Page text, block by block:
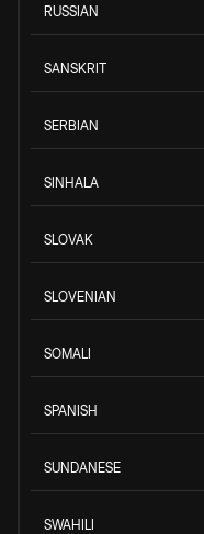
RUSSIAN
SANSKRIT
SERBIAN
SINHALA
SLOVAK
SLOVENIAN
SOMALI
SPANISH
SUNDANESE
SWAHILI